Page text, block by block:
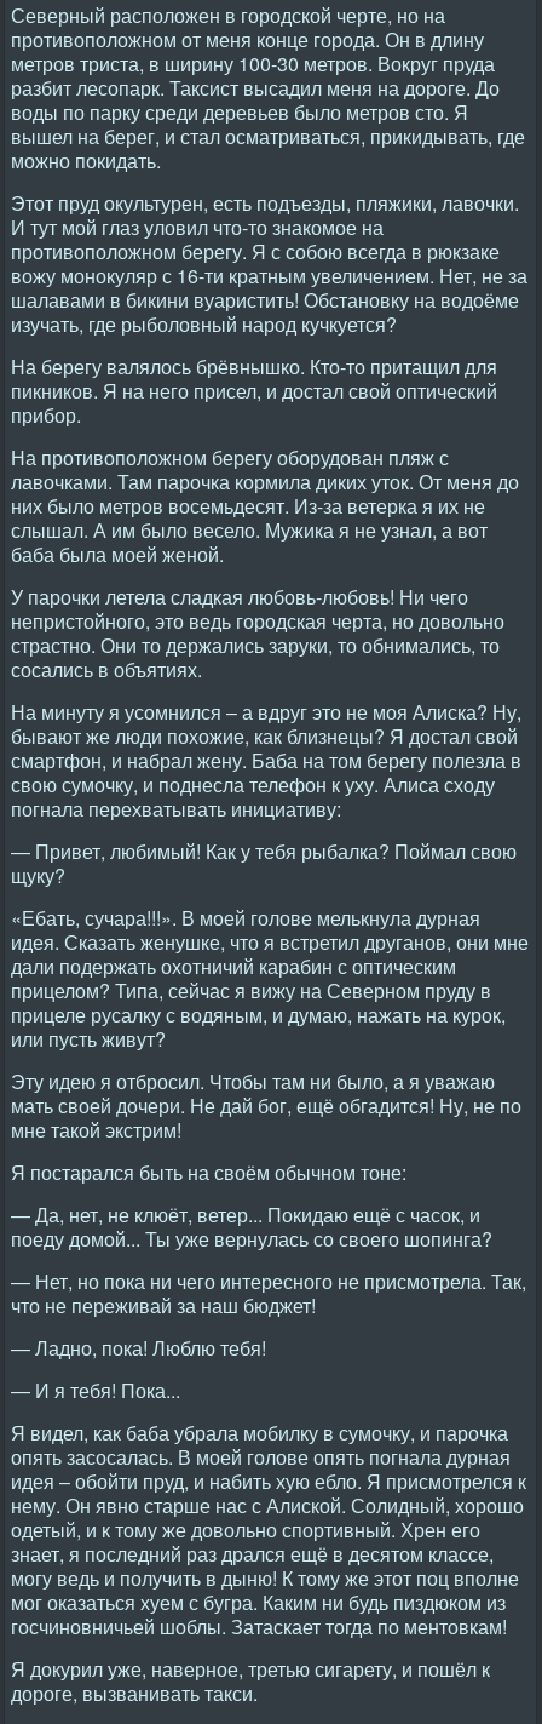
Северный расположен в городской черте, но на
противоположном от меня конце города. Он в длину
метров триста, в ширину 100-30 метров. Вокруг пруда
разбит лесопарк. Таксист высадил меня на дороге. До
воды по парку среди деревьев было метров сто. Я
вышел на берег, и стал осматриваться, прикидывать, где
можно покидать.
Этот пруд окультурен, есть подъезды, пляжики, лавочки.
И тут мой глаз уловил что-то знакомое на
противоположном берегу. Я с собою всегда в рюкзаке
вожу монокуляр с 16-ти кратным увеличением. Нет, не за
шалавами в бикини вуаристить! Обстановку на водоёме
изучать, где рыболовный народ кучкуется?
На берегу валялось брёвнышко. Кто-то притащил для
пикников. Я на него присел, и достал свой оптический
прибор.
На противоположном берегу оборудован пляж с
лавочками. Там парочка кормила диких уток. От меня до
них было метров восемьдесят. Из-за ветерка я их не
слышал. А им было весело. Мужика я не узнал, а вот
баба была моей женой.
У парочки летела сладкая любовь-любовь! Ни чего
непристойного, это ведь городская черта, но довольно
страстно. Они то держались заруки, то обнимались, то
сосались в объятиях.
На минуту я усомнился – а вдруг это не моя Алиска? Ну,
бывают же люди похожие, как близнецы? Я достал свой
смартфон, и набрал жену. Баба на том берегу полезла в
свою сумочку, и поднесла телефон к уху. Алиса сходу
погнала перехватывать инициативу:
— Привет, любимый! Как у тебя рыбалка? Поймал свою
щуку?
«Ебать, сучара!!!». В моей голове мелькнула дурная
идея. Сказать женушке, что я встретил друганов, они мне
дали подержать охотничий карабин с оптическим
прицелом? Типа, сейчас я вижу на Северном пруду в
прицеле русалку с водяным, и думаю, нажать на курок,
или пусть живут?
Эту идею я отбросил. Чтобы там ни было, а я уважаю
мать своей дочери. Не дай бог, ещё обгадится! Ну, не по
мне такой экстрим!
Я постарался быть на своём обычном тоне:
— Да, нет, не клюёт, ветер... Покидаю ещё с часок, и
поеду домой... Ты уже вернулась со своего шопинга?
— Нет, но пока ни чего интересного не присмотрела. Так,
что не переживай за наш бюджет!
— Ладно, пока! Люблю тебя!
— И я тебя! Пока...
Я видел, как баба убрала мобилку в сумочку, и парочка
опять засосалась. В моей голове опять погнала дурная
идея – обойти пруд, и набить хую ебло. Я присмотрелся к
нему. Он явно старше нас с Алиской. Солидный, хорошо
одетый, и к тому же довольно спортивный. Хрен его
знает, я последний раз дрался ещё в десятом классе,
могу ведь и получить в дыню! К тому же этот поц вполне
мог оказаться хуем с бугра. Каким ни будь пиздюком из
госчиновничьей шоблы. Затаскает тогда по ментовкам!
Я докурил уже, наверное, третью сигарету, и пошёл к
дороге, вызванивать такси.